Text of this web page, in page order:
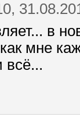
в
мне
всё...